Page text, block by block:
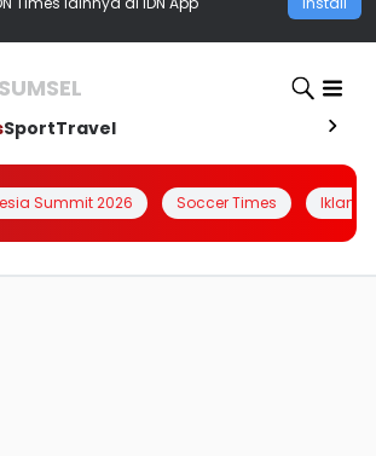
SUMSEL
SportTravel
Summit 2026 Soccer Times Iklanin